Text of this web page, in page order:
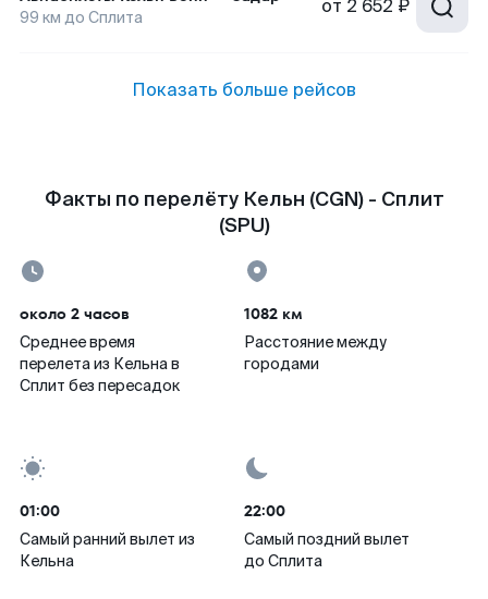
99 км до Сплита от 2 652 ₽
Показать больше рейсов
Факты по перелёту Кельн (CGN) - Сплит
(SPU)
около 2 часов
Среднее время
перелета из Кельна в
Сплит без пересадок
1082 км
Расстояние между
городами
01:00
Самый ранний вылет из
Кельна
22:00
Самый поздний вылет
до Сплита